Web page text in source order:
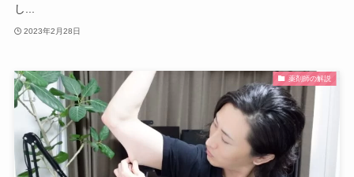
し...
2023年2月28日
薬剤師の解説